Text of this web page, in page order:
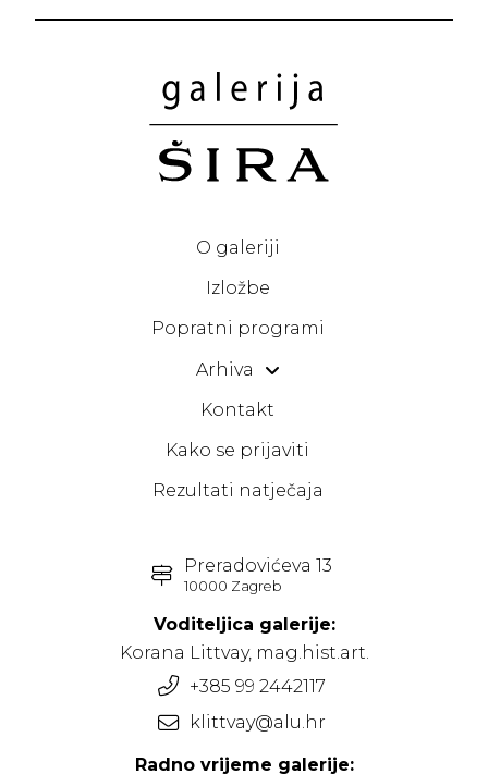
O galeriji
Izložbe
Popratni programi
Arhiva
Kontakt
Kako se prijaviti
Rezultati natječaja
Preradovićeva 13
10000 Zagreb
Voditeljica galerije:
Korana Littvay, mag.hist.art.
+385 99 2442117
klittvay@alu.hr
Radno vrijeme galerije: